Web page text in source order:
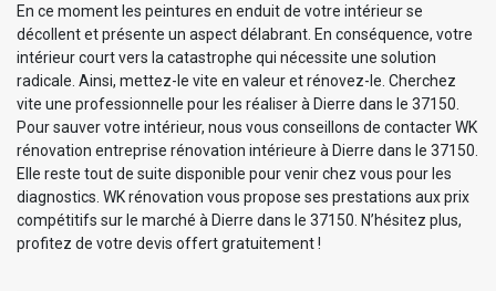
En ce moment les peintures en enduit de votre intérieur se
décollent et présente un aspect délabrant. En conséquence, votre
intérieur court vers la catastrophe qui nécessite une solution
radicale. Ainsi, mettez-le vite en valeur et rénovez-le. Cherchez
vite une professionnelle pour les réaliser à Dierre dans le 37150.
Pour sauver votre intérieur, nous vous conseillons de contacter WK
rénovation entreprise rénovation intérieure à Dierre dans le 37150.
Elle reste tout de suite disponible pour venir chez vous pour les
diagnostics. WK rénovation vous propose ses prestations aux prix
compétitifs sur le marché à Dierre dans le 37150. N’hésitez plus,
profitez de votre devis offert gratuitement !